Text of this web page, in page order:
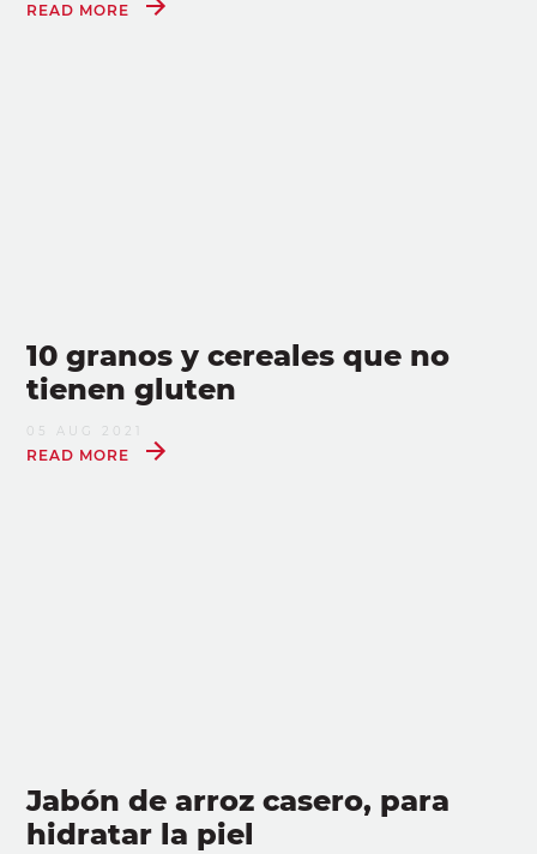
READ MORE
10 granos y cereales que no
tienen gluten
05 AUG 2021
READ MORE
Jabón de arroz casero, para
hidratar la piel